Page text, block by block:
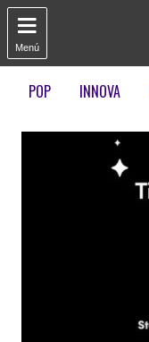

Menú
POP INNOVA